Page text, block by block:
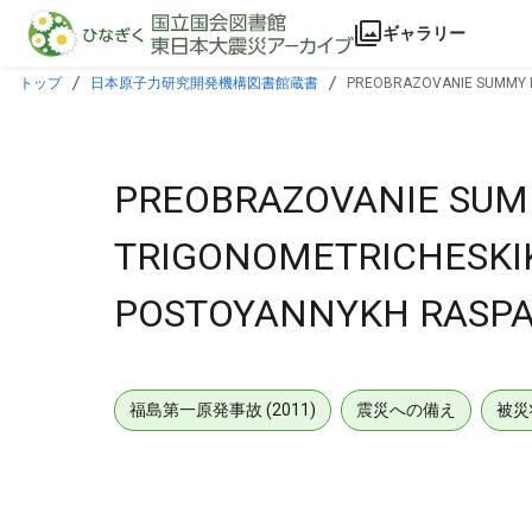
本文に飛ぶ
ギャラリー
トップ 日本原子力研究開発機構図書館蔵書 PREOBRAZOVANIE SUMMY
PREOBRAZOVANIE
POSTOYANNYKH
福島第一原発事故 (2011) 震災への備え 被災